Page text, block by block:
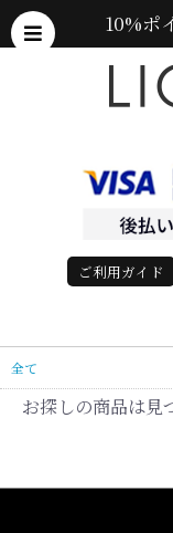
10%ポ
ご利用ガイド
全て
お探しの商品は見